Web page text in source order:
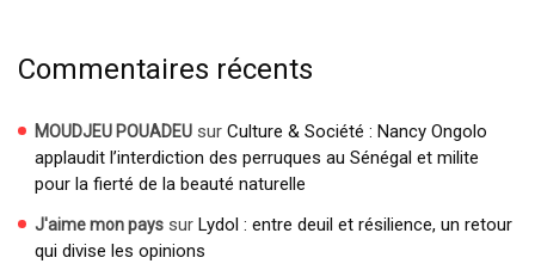
Commentaires récents
MOUDJEU POUADEU sur Culture & Société : Nancy Ongolo
applaudit l’interdiction des perruques au Sénégal et milite
pour la fierté de la beauté naturelle
J'aime mon pays sur Lydol : entre deuil et résilience, un retour
qui divise les opinions